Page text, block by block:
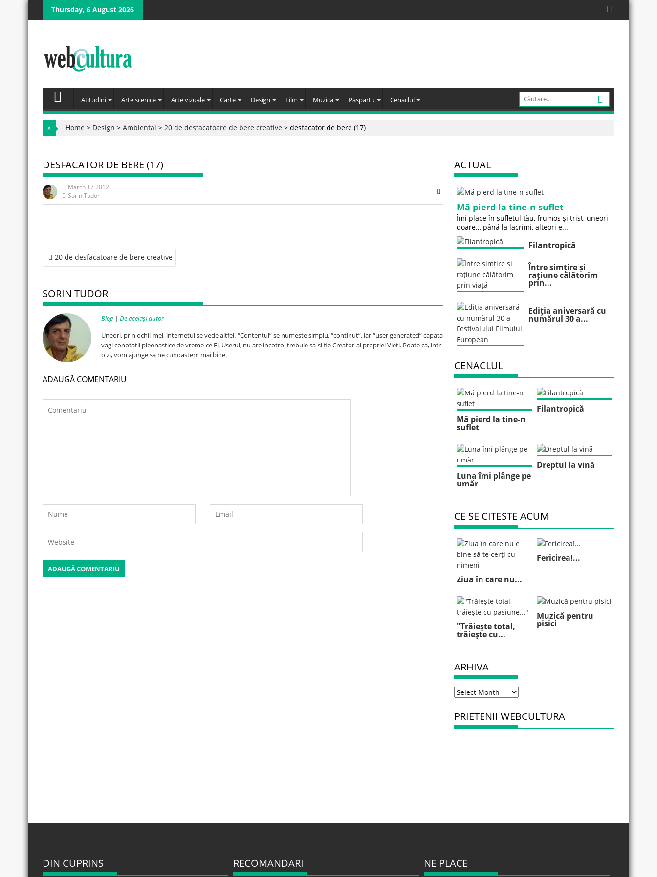
Skip
Thursday, 6 August 2026
Atitudini Arte scenice Arte vizuale Carte Design Film Muzica Paspartu Cenaclul
» Home > Design > Ambiental > 20 de desfacatoare de bere creative > desfacator de bere (17)
DESFACATOR DE BERE (17)
March 17 2012
Sorin Tudor
Post
navigation
20 de desfacatoare de bere creative
SORIN TUDOR
Blog | De același autor
Uneori, prin ochii mei, internetul se vede altfel. “Contentul” se numeste simplu, “continut”, iar “user generated” capata
vagi conotatii pleonastice de vreme ce El, Userul, nu are incotro: trebuie sa-si fie Creator al propriei Vieti. Poate ca, intr-
o zi, vom ajunge sa ne cunoastem mai bine.
ADAUGĂ COMENTARIU
ACTUAL
Mă pierd la tine-n suflet
Îmi place în sufletul tău, frumos și trist, uneori
doare… până la lacrimi, alteori e...
Filantropică
Între simțire și
rațiune călătorim
prin...
Ediția aniversară cu
numărul 30 a...
CENACLUL
Mă pierd la tine-n
suflet
Filantropică
Luna îmi plânge pe
umăr
Dreptul la vină
CE SE CITESTE ACUM
Ziua în care nu...
Fericirea!...
"Trăieşte total,
trăieşte cu...
Muzică pentru
pisici
ARHIVA
Arhiva
PRIETENII WEBCULTURA
DIN CUPRINS RECOMANDARI NE PLACE